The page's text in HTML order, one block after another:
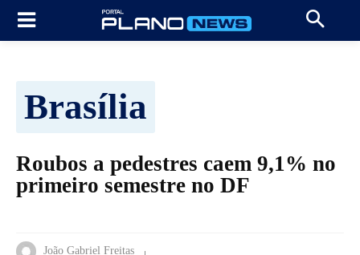
Brasília
Roubos a pedestres caem 9,1% no
primeiro semestre no DF
João Gabriel Freitas